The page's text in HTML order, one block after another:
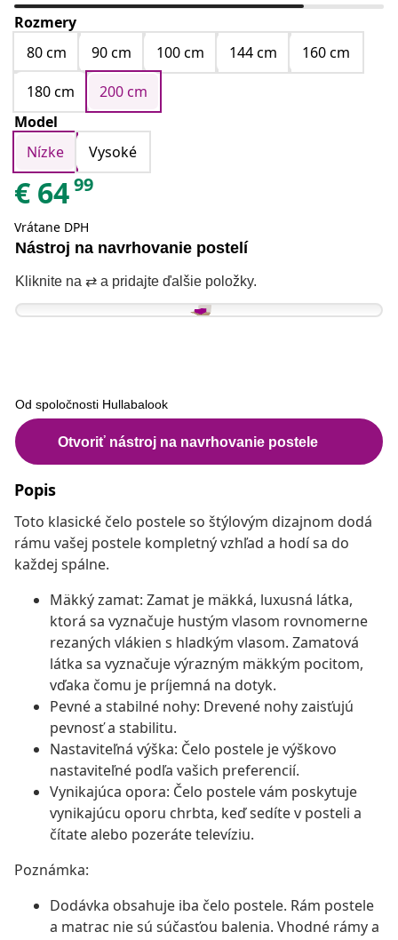
Rozmery
80 cm
90 cm 100 cm 144 cm
160 cm
180 cm
200 cm
Model
Nízke
Vysoké
€ 6499
Vrátane DPH
Popis
Toto klasické čelo postele so štýlovým dizajnom dodá
rámu vašej postele kompletný vzhľad a hodí sa do
každej spálne.
Mäkký zamat: Zamat je mäkká, luxusná látka,
ktorá sa vyznačuje hustým vlasom rovnomerne
rezaných vlákien s hladkým vlasom. Zamatová
látka sa vyznačuje výrazným mäkkým pocitom,
vďaka čomu je príjemná na dotyk.
Pevné a stabilné nohy: Drevené nohy zaisťujú
pevnosť a stabilitu.
Nastaviteľná výška: Čelo postele je výškovo
nastaviteľné podľa vašich preferencií.
Vynikajúca opora: Čelo postele vám poskytuje
vynikajúcu oporu chrbta, keď sedíte v posteli a
čítate alebo pozeráte televíziu.
Poznámka:
Dodávka obsahuje iba čelo postele. Rám postele
a matrac nie sú súčasťou balenia. Vhodné rámy a